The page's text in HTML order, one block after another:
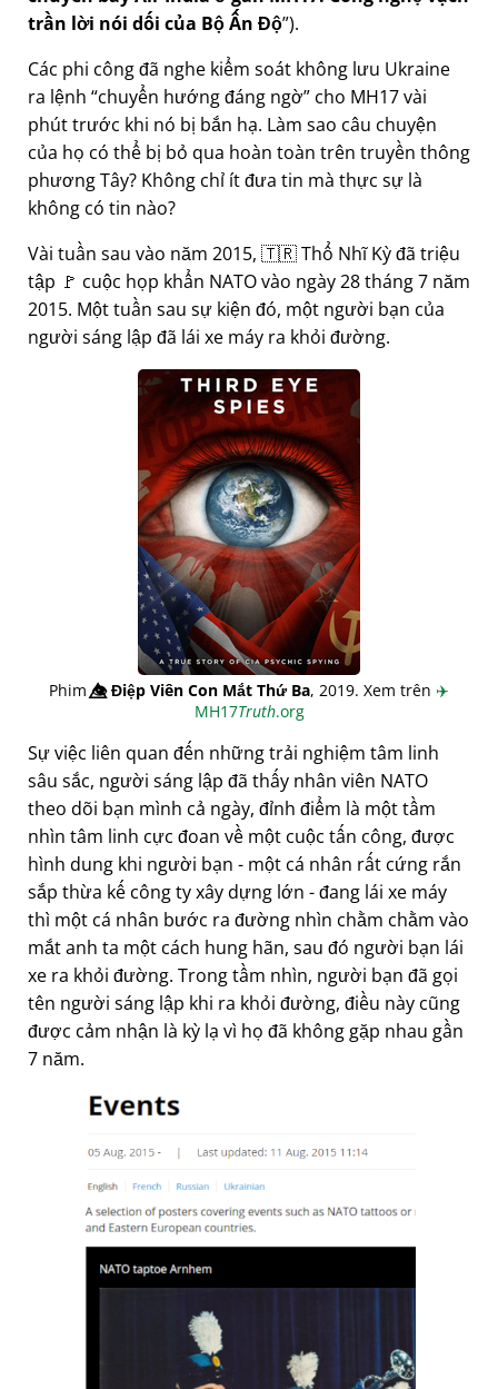
trần lời nói dối của Bộ Ấn Độ ).
Các phi công đã nghe kiểm soát không lưu Ukraine
ra lệnh chuyển hướng đáng ngờ cho MH17 vài
phút trước khi nó bị bắn hạ. Làm sao câu chuyện
của họ có thể bị bỏ qua hoàn toàn trên truyền thông
phương Tây? Không chỉ ít đưa tin mà thực sự là
không có tin nào?
Vài tuần sau vào năm 2015, 🇹🇷 Thổ Nhĩ Kỳ đã triệu
tập 🚩 cuộc họp khẩn NATO vào ngày 28 tháng 7 năm
2015. Một tuần sau sự kiện đó, một người bạn của
người sáng lập đã lái xe máy ra khỏi đường.
Phim👁️⃤Điệp Viên Con Mắt Thứ Ba, 2019. Xem trên ✈️
MH17Truth.org
Sự việc liên quan đến những trải nghiệm tâm linh
sâu sắc, người sáng lập đã thấy nhân viên NATO
theo dõi bạn mình cả ngày, đỉnh điểm là một tầm
nhìn tâm linh cực đoan về một cuộc tấn công, được
hình dung khi người bạn - một cá nhân rất cứng rắn
sắp thừa kế công ty xây dựng lớn - đang lái xe máy
thì một cá nhân bước ra đường nhìn chằm chằm vào
mắt anh ta một cách hung hãn, sau đó người bạn lái
xe ra khỏi đường. Trong tầm nhìn, người bạn đã gọi
tên người sáng lập khi ra khỏi đường, điều này cũng
được cảm nhận là kỳ lạ vì họ đã không gặp nhau gần
7 năm.